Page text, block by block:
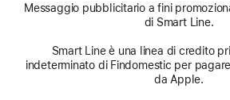
Messaggio pubblicitario a fini
di Smart Line.
Smart Line è una linea di credito
indeterminato di Findomestic per
da Apple.